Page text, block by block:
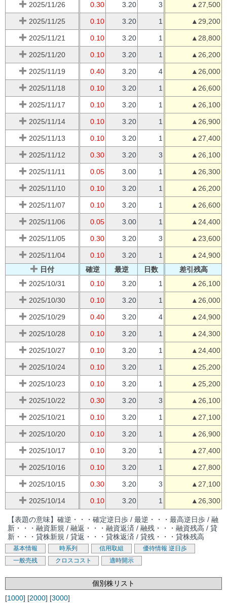
2025/11/26 0.30 3.20 3 ▲27,500
2025/11/25 0.10 3.20 1 ▲29,200
2025/11/21 0.10 3.20 1 ▲28,800
2025/11/20 0.10 3.20 1 ▲26,200
2025/11/19 0.40 3.20 4 ▲26,000
2025/11/18 0.10 3.20 1 ▲26,600
2025/11/17 0.10 3.20 1 ▲26,100
2025/11/14 0.10 3.20 1 ▲26,900
2025/11/13 0.10 3.20 1 ▲27,400
2025/11/12 0.30 3.20 3 ▲26,100
2025/11/11 0.05 3.00 1 ▲26,300
2025/11/10 0.10 3.20 1 ▲26,200
2025/11/07 0.10 3.20 1 ▲26,600
2025/11/06 0.05 3.00 1 ▲24,400
2025/11/05 0.30 3.20 3 ▲23,600
2025/11/04 0.10 3.20 1
▲24,900
日付
確逆 最逆 日数
差引残高
2025/10/31
0.10 3.20 1 ▲26,100
2025/10/30 0.10 3.20 1 ▲26,000
2025/10/29 0.40 3.20 4 ▲24,900
2025/10/28 0.10 3.20 1 ▲24,300
2025/10/27 0.10 3.20 1 ▲24,400
2025/10/24 0.10 3.20 1 ▲25,200
2025/10/23 0.10 3.20 1 ▲25,200
2025/10/22 0.30 3.20 3 ▲26,100
2025/10/21 0.10 3.20 1 ▲27,100
2025/10/20 0.10 3.20 1 ▲26,900
2025/10/17 0.10 3.20 1 ▲27,400
2025/10/16 0.10 3.20 1 ▲27,800
2025/10/15 0.30 3.20 3 ▲27,100
2025/10/14 0.10 3.20 1 ▲26,300
【表題の意味】確逆・・・確定逆日歩 / 最逆・・・最高逆日歩 / 融
新・・・融資新規 / 融返・・・融資返済 / 融残・・・融資残高 / 貸
新・・・貸株新規 / 貸返・・・貸株返済 / 貸残・・・貸株残高
基本情報 時系列 信用取組 優待情報 逆日歩
一般売残
クロスコスト 適時開示
個別株リスト
[1000] [2000] [3000]